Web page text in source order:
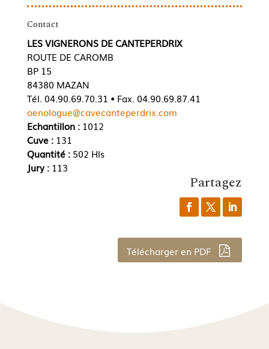
Contact
LES VIGNERONS DE CANTEPERDRIX
ROUTE DE CAROMB
BP 15
84380 MAZAN
Tél. 04.90.69.70.31 • Fax. 04.90.69.87.41
oenologue@cavecanteperdrix.com
Echantillon :1012
Cuve : 131
Quantité : 502 Hls
Jury : 113
Partagez
Télécharger en PDF